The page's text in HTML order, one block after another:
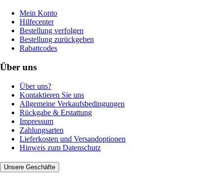
Mein Konto
Hilfecenter
Bestellung verfolgen
Bestellung zurückgeben
Rabattcodes
Über uns
Über uns?
Kontaktieren Sie uns
Allgemeine Verkaufsbedingungen
Rückgabe & Erstattung
Impressum
Zahlungsarten
Lieferkosten und Versandoptionen
Hinweis zum Datenschutz
Unsere Geschäfte